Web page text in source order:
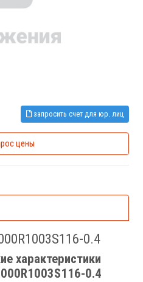
запросить счет для юр. лиц
цены
0.4
характеристики
0.4